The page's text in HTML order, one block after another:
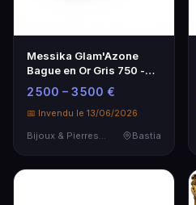
Messika Glam'Azone
Bague en Or Gris 750 -
Élégance et Modernité
2 500 – 3 500 €
📅 Invendu le 13/06/2026
Bijoux & Pierres Précieuses
Bastia